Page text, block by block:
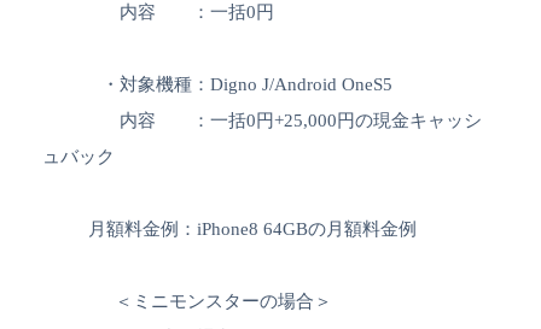
内容 ：一括0円
・対象機種：Digno J/Android OneS5
内容 ：一括0円+25,000円の現金キャッシ
ュバック
月額料金例：iPhone8 64GBの月額料金例
＜ミニモンスターの場合＞